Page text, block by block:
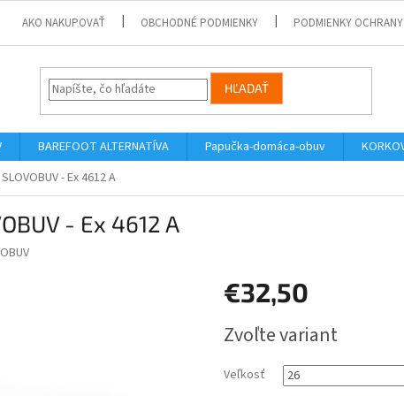
AKO NAKUPOVAŤ OBCHODNÉ PODMIENKY PODMIENKY OCHRANY
HĽADAŤ
BAREFOOT ALTERNATÍVA Papučka-domáca-obuv
- Ex 4612 A
- Ex 4612 A
€32,50
cena:
Zvoľte variant
Veľkosť